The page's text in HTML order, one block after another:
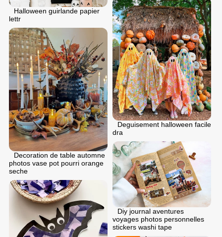
Halloween guirlande papier
lettr
Deguisement halloween facile
dra
Decoration de table automne
photos vase pot pourri orange
seche
Diy journal aventures
voyages photos personnelles
stickers washi tape